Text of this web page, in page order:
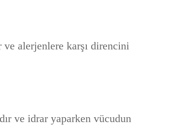
alerjenlere karşı direncini
ve idrar yaparken vücudun